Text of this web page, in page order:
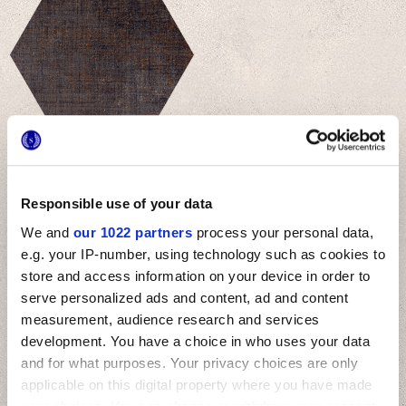
Responsible use of your data
We and our 1022 partners process your personal data,
e.g. your IP-number, using technology such as cookies to
store and access information on your device in order to
serve personalized ads and content, ad and content
measurement, audience research and services
development. You have a choice in who uses your data
and for what purposes. Your privacy choices are only
applicable on this digital property where you have made
TEXTILE DARK
DECORACIONES Y MOSAICOS
Otras decoraciones
TEXTILE IVORY GOLD S/2 TEXTILE SAND COPPER S/2